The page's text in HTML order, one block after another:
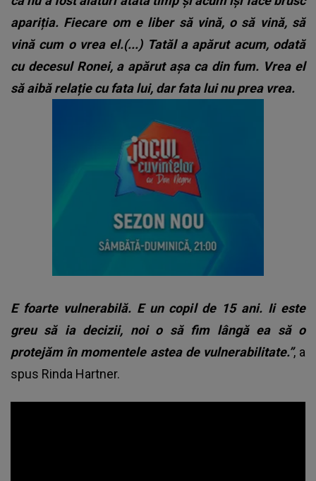
apariția. Fiecare om e liber să vină, o să vină, să
vină cum o vrea el.(...) Tatăl a apărut acum, odată
cu decesul Ronei, a apărut așa ca din fum. Vrea el
să aibă relație cu fata lui, dar fata lui nu prea vrea.
E foarte vulnerabilă. E un copil de 15 ani. Ii este
greu să ia decizii, noi o să fim lângă ea să o
protejăm în momentele astea de vulnerabilitate.”, a
spus Rinda Hartner.